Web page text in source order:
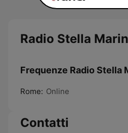
Radio Stella
Frequenze Radio Stella
Rome: Online
Contatti